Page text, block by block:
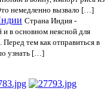
немедленно вызвало […]
Страна Индия -
и в основном неясной для
тем как отправиться в
узнать […]